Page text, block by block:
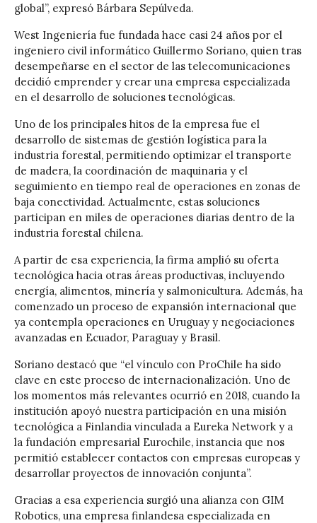
global”, expresó Bárbara Sepúlveda.
West Ingeniería fue fundada hace casi 24 años por el
ingeniero civil informático Guillermo Soriano, quien tras
desempeñarse en el sector de las telecomunicaciones
decidió emprender y crear una empresa especializada
en el desarrollo de soluciones tecnológicas.
Uno de los principales hitos de la empresa fue el
desarrollo de sistemas de gestión logística para la
industria forestal, permitiendo optimizar el transporte
de madera, la coordinación de maquinaria y el
seguimiento en tiempo real de operaciones en zonas de
baja conectividad. Actualmente, estas soluciones
participan en miles de operaciones diarias dentro de la
industria forestal chilena.
A partir de esa experiencia, la firma amplió su oferta
tecnológica hacia otras áreas productivas, incluyendo
energía, alimentos, minería y salmonicultura. Además, ha
comenzado un proceso de expansión internacional que
ya contempla operaciones en Uruguay y negociaciones
avanzadas en Ecuador, Paraguay y Brasil.
Soriano destacó que “el vínculo con ProChile ha sido
clave en este proceso de internacionalización. Uno de
los momentos más relevantes ocurrió en 2018, cuando la
institución apoyó nuestra participación en una misión
tecnológica a Finlandia vinculada a Eureka Network y a
la fundación empresarial Eurochile, instancia que nos
permitió establecer contactos con empresas europeas y
desarrollar proyectos de innovación conjunta”.
Gracias a esa experiencia surgió una alianza con GIM
Robotics, una empresa finlandesa especializada en